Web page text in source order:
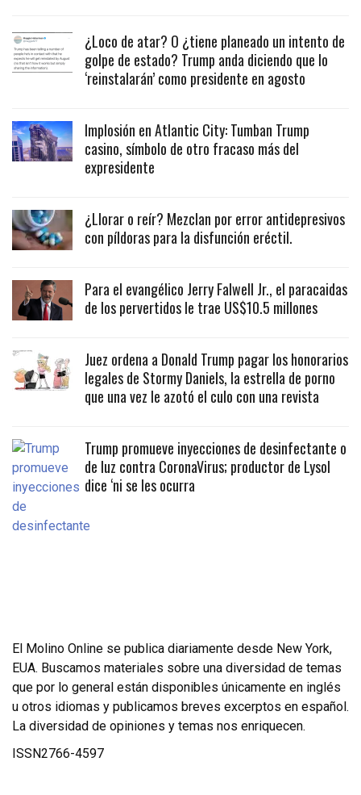
¿Loco de atar? O ¿tiene planeado un intento de
golpe de estado? Trump anda diciendo que lo
‘reinstalarán’ como presidente en agosto
Implosión en Atlantic City: Tumban Trump
casino, símbolo de otro fracaso más del
expresidente
¿Llorar o reír? Mezclan por error antidepresivos
con píldoras para la disfunción eréctil.
Para el evangélico Jerry Falwell Jr., el paracaidas
de los pervertidos le trae US$10.5 millones
Juez ordena a Donald Trump pagar los honorarios
legales de Stormy Daniels, la estrella de porno
que una vez le azotó el culo con una revista
Trump promueve inyecciones de desinfectante o
de luz contra CoronaVirus; productor de Lysol
dice ‘ni se les ocurra
El Molino Online se publica diariamente desde New York,
EUA. Buscamos materiales sobre una diversidad de temas
que por lo general están disponibles únicamente en inglés
u otros idiomas y publicamos breves excerptos en español.
La diversidad de opiniones y temas nos enriquecen.
ISSN2766-4597